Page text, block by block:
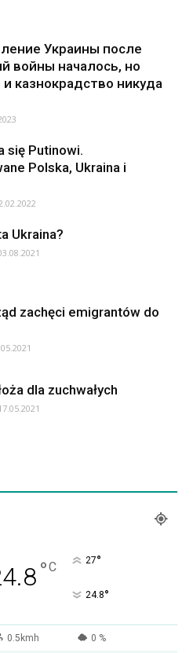
Украины после
войны началось, но
казнокрадство никуда
się Putinowi.
Polska, Ukraina i
Ukraina?
zachęci emigrantów do
dla zuchwałych
°C 27°
24.8°
0.5kmh 0 %